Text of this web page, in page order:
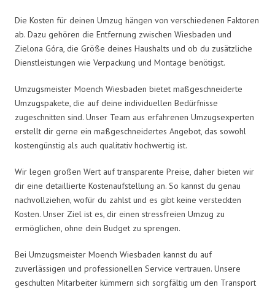
Die Kosten für deinen Umzug hängen von verschiedenen Faktoren
ab. Dazu gehören die Entfernung zwischen Wiesbaden und
Zielona Góra, die Größe deines Haushalts und ob du zusätzliche
Dienstleistungen wie Verpackung und Montage benötigst.
Umzugsmeister Moench Wiesbaden bietet maßgeschneiderte
Umzugspakete, die auf deine individuellen Bedürfnisse
zugeschnitten sind. Unser Team aus erfahrenen Umzugsexperten
erstellt dir gerne ein maßgeschneidertes Angebot, das sowohl
kostengünstig als auch qualitativ hochwertig ist.
Wir legen großen Wert auf transparente Preise, daher bieten wir
dir eine detaillierte Kostenaufstellung an. So kannst du genau
nachvollziehen, wofür du zahlst und es gibt keine versteckten
Kosten. Unser Ziel ist es, dir einen stressfreien Umzug zu
ermöglichen, ohne dein Budget zu sprengen.
Bei Umzugsmeister Moench Wiesbaden kannst du auf
zuverlässigen und professionellen Service vertrauen. Unsere
geschulten Mitarbeiter kümmern sich sorgfältig um den Transport